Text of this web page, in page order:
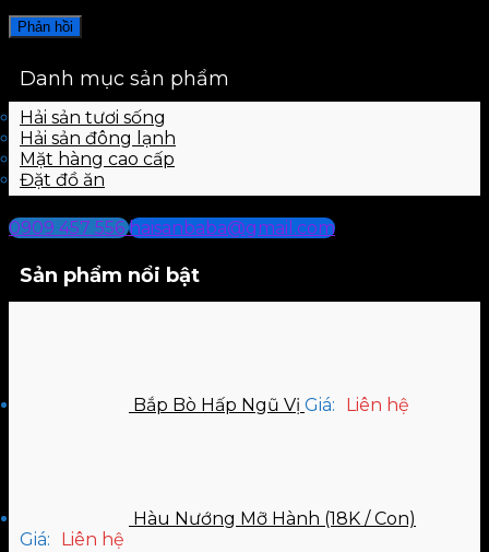
Danh mục sản phẩm
Hải sản tươi sống
Hải sản đông lạnh
Mặt hàng cao cấp
Đặt đồ ăn
0909 457 556 haisanbaba@gmail.com
Sản phẩm nổi bật
Bắp Bò Hấp Ngũ Vị Giá: Liên hệ
Hàu Nướng Mỡ Hành (18K / Con)
Giá:
Liên hệ